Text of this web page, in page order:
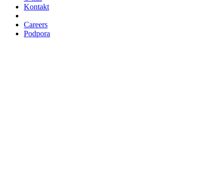
Kontakt
Careers
Podpora